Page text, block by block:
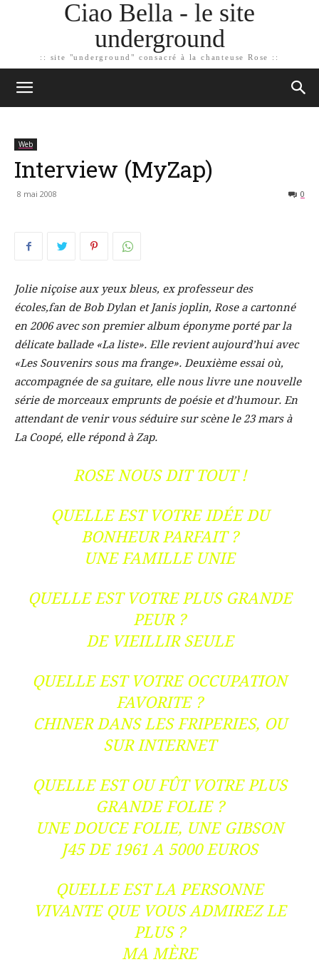
Ciao Bella - le site
underground
:: site "underground" consacré à la chanteuse Rose ::
Web
Interview (MyZap)
8 mai 2008 0
Jolie niçoise aux yeux bleus, ex professeur des
écoles,fan de Bob Dylan et Janis joplin, Rose a cartonné
en 2006 avec son premier album éponyme porté par la
délicate ballade «La liste». Elle revient aujourd’hui avec
«Les Souvenirs sous ma frange». Deuxième essai où,
accompagnée de sa guitare, elle nous livre une nouvelle
série de morceaux emprunts de poésie et d’humour. En
attendant de venir vous séduire sur scène le 23 mars à
La Coopé, elle répond à Zap.
ROSE NOUS DIT TOUT !
QUELLE EST VOTRE IDÉE DU
BONHEUR PARFAIT ?
UNE FAMILLE UNIE
QUELLE EST VOTRE PLUS GRANDE
PEUR ?
DE VIEILLIR SEULE
QUELLE EST VOTRE OCCUPATION
FAVORITE ?
CHINER DANS LES FRIPERIES, OU
SUR INTERNET
QUELLE EST OU FÛT VOTRE PLUS
GRANDE FOLIE ?
UNE DOUCE FOLIE, UNE GIBSON
J45 DE 1961 A 5000 EUROS
QUELLE EST LA PERSONNE
VIVANTE QUE VOUS ADMIREZ LE
PLUS ?
MA MÈRE